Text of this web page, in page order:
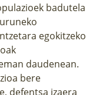
badutela
egokitzeko
daudenean.
bere
defentsa izaera